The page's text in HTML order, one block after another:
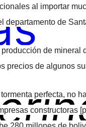
al importar
departamento de
de mineral
precios de algunos
tormenta perfecta, no
constructoras